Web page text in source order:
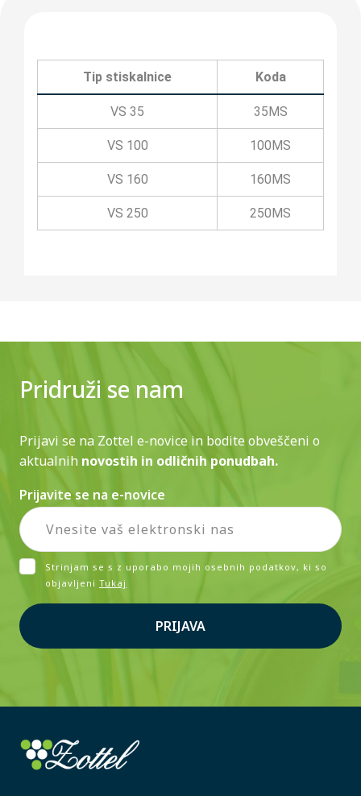
Tip stiskalnice Koda
VS 35 35MS
VS 100 100MS
VS 160 160MS
VS 250 250MS
Pridruži se nam
Prijavi se na Zottel e-novice in bodite obveščeni o
aktualnih novostih in odličnih ponudbah.
Prijavite se na e-novice
Strinjam se s z uporabo mojih osebnih podatkov, ki so
objavljeni Tukaj
PRIJAVA